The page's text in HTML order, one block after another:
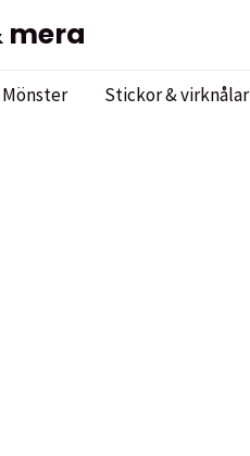
mera
Mönster Stickor & virknålar